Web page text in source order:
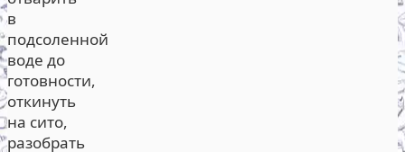
в
подсоленной
воде до
готовности,
откинуть
на сито,
разобрать